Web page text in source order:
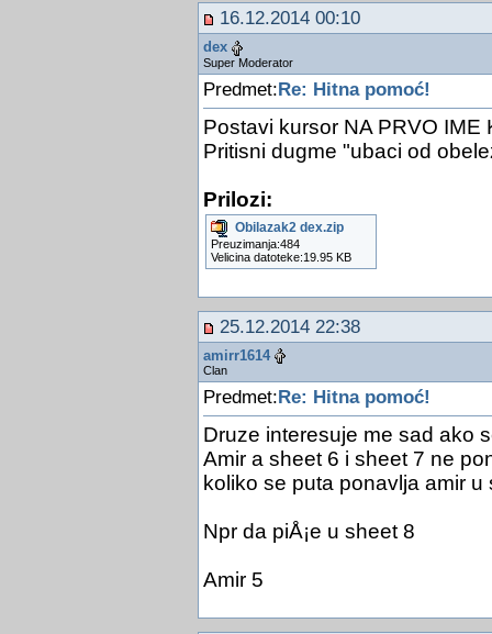
16.12.2014 00:10
dex
Super Moderator
Predmet:Re: Hitna pomoć!
Postavi kursor NA PRVO
Pritisni dugme "ubaci od
Prilozi:
Obilazak2 dex.zip
Preuzimanja:484
Velicina datoteke:19.95 KB
25.12.2014 22:38
amirr1614
Clan
Predmet: Re: Hitna pomoć!
Druze interesuje me sad ako
Amir a sheet 6 i sheet 7 ne
koliko se puta ponavlja amir u
Npr da piÅ¡e u sheet 8
Amir 5